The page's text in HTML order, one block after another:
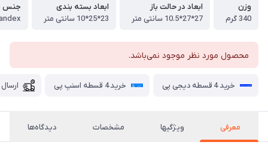
وزن
340 گرم
ابعاد در حالت باز
27*27*10.5 سانتی متر
ابعاد بسته بندی
23*25*10 سانتی متر
جنس
محصول مورد نظر موجود نمی‌باشد.
خرید 4 قسطه دیجی پی خرید 4 قسطه اسنپ پی
معرفی ویژگیها مشخصات دیدگاه‌ها